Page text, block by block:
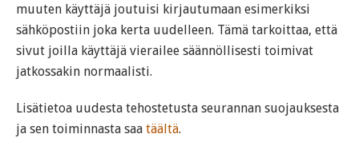
muuten käyttäjä joutuisi kirjautumaan esimerkiksi
sähköpostiin joka kerta uudelleen. Tämä tarkoittaa, että
sivut joilla käyttäjä vierailee säännöllisesti toimivat
jatkossakin normaalisti.
Lisätietoa uudesta tehostetusta seurannan suojauksesta
ja sen toiminnasta saa täältä.